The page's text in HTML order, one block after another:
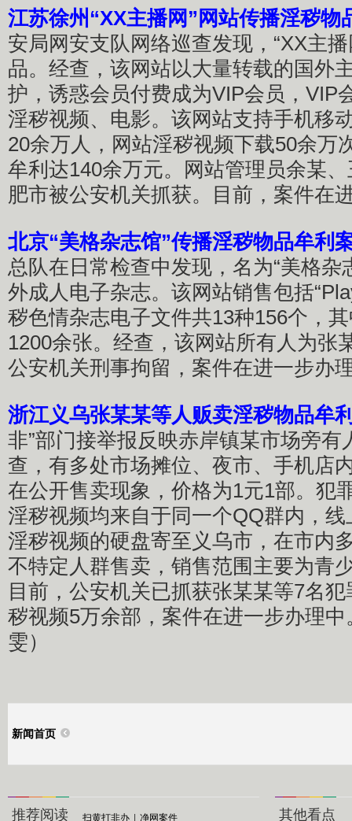
江苏徐州“XX主播网”网站传播淫秽物
安局网安支队网络巡查发现，“XX主
品。经查，该网站以大量转载的国外
护，诱惑会员付费成为VIP会员，VIP
淫秽视频、电影。该网站支持手机移
20余万人，网站淫秽视频下载50余万
牟利达140余万元。网站管理员余某
肥市被公安机关抓获。目前，案件在
北京“美格杂志馆”传播淫秽物品牟利
总队在日常检查中发现，名为“美格杂
外成人电子杂志。该网站销售包括
秽色情杂志电子文件共13种156个，
1200余张。经查，该网站所有人为张
公安机关刑事拘留，案件在进一步办
浙江义乌张某某等人贩卖淫秽物品牟
非”部门接举报反映赤岸镇某市场旁有
查，有多处市场摊位、夜市、手机店
在公开售卖现象，价格为1元1部。犯
淫秽视频均来自于同一个QQ群内，
淫秽视频的硬盘寄至义乌市，在市内
不特定人群售卖，销售范围主要为青
目前，公安机关已抓获张某某等7名
秽视频5万余部，案件在进一步办理
雯）
新闻首页
推荐阅读 扫黄打非办 净网案件 其他看点